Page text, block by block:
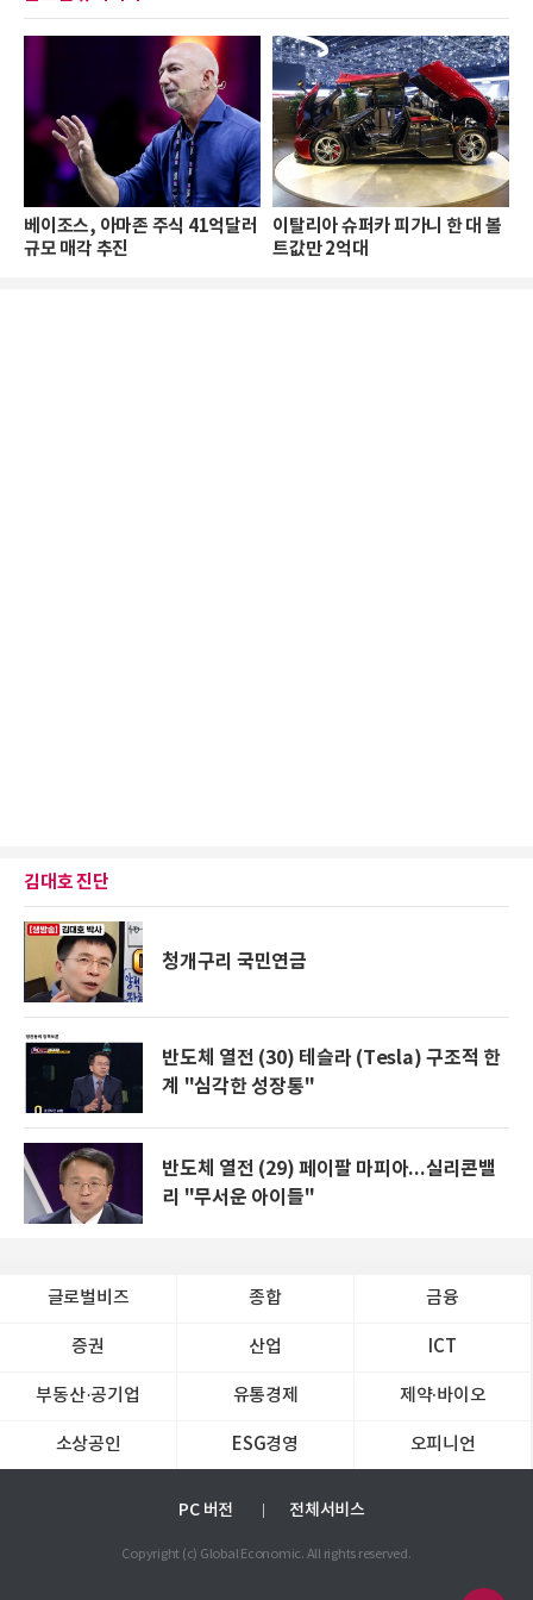
베이조스, 아마존 주식 41억달러
규모 매각 추진
이탈리아 슈퍼카 피가니 한 대 볼
트값만 2억대
김대호 진단
청개구리 국민연금
반도체 열전 (30) 테슬라 (Tesla) 구조적 한
계 "심각한 성장통"
반도체 열전 (29) 페이팔 마피아...실리콘밸
리 "무서운 아이들"
글로벌비즈 종합 금융
증권 산업 ICT
부동산·공기업 유통경제 제약∙바이오
소상공인 ESG경영 오피니언
PC 버전 전체서비스
Copyright (c) Global Economic. All rights reserved.